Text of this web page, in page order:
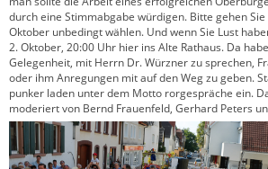
durch eine Stimmabgabe würdigen. Bitte gehen
Oktober unbedingt wählen. Und wenn Sie Lust
2. Oktober, 20:00 Uhr hier ins Alte Rathaus. Da
Gelegenheit, mit Herrn Dr. Würzner zu sprechen,
oder ihm Anregungen mit auf den Weg zu geben.
punker laden unter dem Motto rorgespräche ein.
moderiert von Bernd Frauenfeld, Gerhard Peters